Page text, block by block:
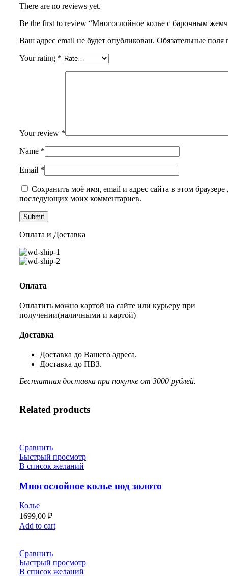
There are no reviews yet.
Be the first to review “Многослойное колье с барочным
Ваш адрес email не будет опубликован. Обязательные
Your rating *
Your review *
Name *
Email *
Сохранить моё имя, email и адрес сайта в этом браузере
последующих моих комментариев.
Оплата и Доставка
Оплата
Оплатить можно картой на сайте или курьеру при
получении(наличными и картой)
Доставка
Доставка до Вашего адреса.
Доставка до ПВЗ.
Бесплатная доставка при покупке от 3000 рублей.
Related products
Сравнить
Быстрый просмотр
В список желаний
Многослойное колье под золото
Колье
1699,00 ₽
Add to cart
Сравнить
Быстрый просмотр
В список желаний